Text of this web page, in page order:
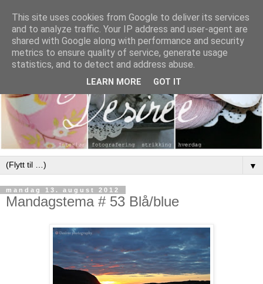
▼
mandag 13. august 2012
Mandagstema # 53 Blå/blue
This site uses cookies from Google to deliver its services
and to analyze traffic. Your IP address and user-agent are
shared with Google along with performance and security
metrics to ensure quality of service, generate usage
statistics, and to detect and address abuse.
LEARN MORE GOT IT